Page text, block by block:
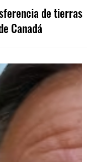
de tierras
Canadá